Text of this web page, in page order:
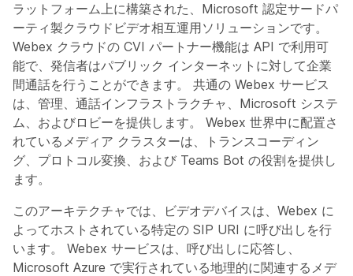
ラットフォーム上に構築された、Microsoft 認定サードパ
ーティ製クラウドビデオ相互運用ソリューションです。
Webex クラウドの CVI パートナー機能は API で利用可
能で、発信者はパブリック インターネットに対して企業
間通話を行うことができます。 共通の Webex サービス
は、管理、通話インフラストラクチャ、Microsoft システ
ム、およびロビーを提供します。 Webex 世界中に配置さ
れているメディア クラスターは、トランスコーディン
グ、プロトコル変換、および Teams Bot の役割を提供し
ます。
このアーキテクチャでは、ビデオデバイスは、Webex に
よってホストされている特定の SIP URI に呼び出しを行
います。 Webex サービスは、呼び出しに応答し、
Microsoft Azure で実行されている地理的に関連するメデ